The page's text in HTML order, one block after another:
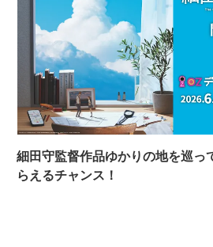
細田守監督作品ゆかりの地を巡っ
らえるチャンス！